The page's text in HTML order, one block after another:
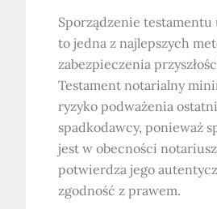
Sporządzenie testamentu
to jedna z najlepszych
zabezpieczenia
Testament notarialny
ryzyko podważenia
spadkodawcy, ponieważ
jest w obecności
potwierdza jego
zgodność z prawem.